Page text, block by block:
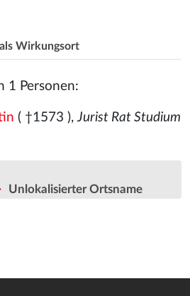
als Wirkungsort
1 Personen:
( †1573 ),Jurist Rat Studium
Unlokalisierter Ortsname